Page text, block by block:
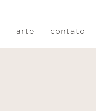
arte contato